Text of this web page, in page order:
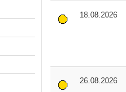
18.08.2026
26.08.2026